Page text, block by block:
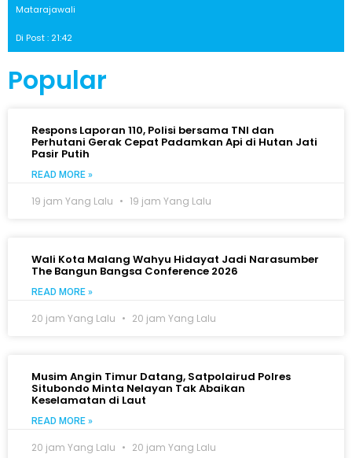
Matarajawali
Di Post : 21:42
Popular
Respons Laporan 110, Polisi bersama TNI dan
Perhutani Gerak Cepat Padamkan Api di Hutan Jati
Pasir Putih
READ MORE »
19 jam Yang Lalu 19 jam Yang Lalu
Wali Kota Malang Wahyu Hidayat Jadi Narasumber
The Bangun Bangsa Conference 2026
READ MORE »
20 jam Yang Lalu 20 jam Yang Lalu
Musim Angin Timur Datang, Satpolairud Polres
Situbondo Minta Nelayan Tak Abaikan
Keselamatan di Laut
READ MORE »
20 jam Yang Lalu 20 jam Yang Lalu